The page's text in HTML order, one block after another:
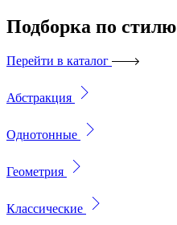
Подборка по стилю
Перейти в каталог
Абстракция
Однотонные
Геометрия
Классические